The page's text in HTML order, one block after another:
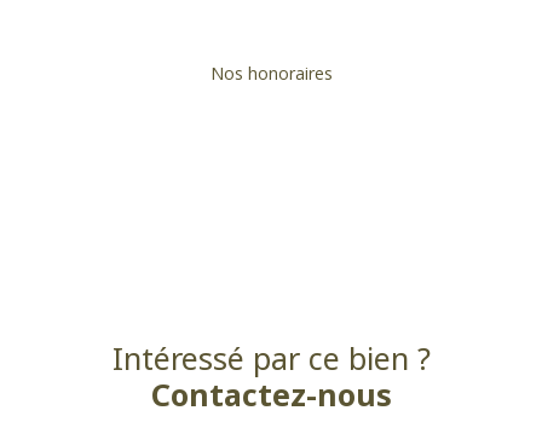
Nos honoraires
Intéressé par ce bien ?
Contactez-nous